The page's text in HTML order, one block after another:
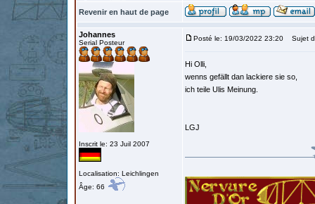
Revenir en haut de page
Johannes
Serial Posteur
Inscrit le: 23 Juil 2007
Localisation: Leichlingen
Âge: 66
Posté le: 19/03/2022 23:20 Sujet
Hi Olli,
wenns gefällt dan lackiere sie so,
ich teile Ulis Meinung.
LGJ